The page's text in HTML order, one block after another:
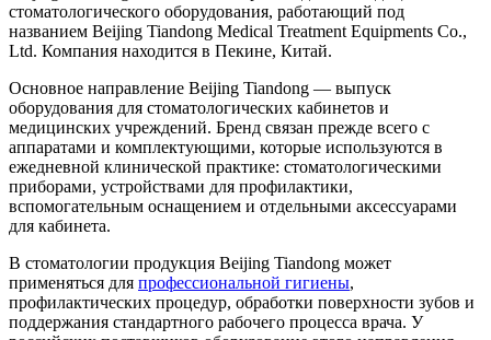
стоматологического оборудования, работающий под
названием Beijing Tiandong Medical Treatment Equipments Co.,
Ltd. Компания находится в Пекине, Китай.
Основное направление Beijing Tiandong — выпуск
оборудования для стоматологических кабинетов и
медицинских учреждений. Бренд связан прежде всего с
аппаратами и комплектующими, которые используются в
ежедневной клинической практике: стоматологическими
приборами, устройствами для профилактики,
вспомогательным оснащением и отдельными аксессуарами
для кабинета.
В стоматологии продукция Beijing Tiandong может
применяться для профессиональной гигиены,
профилактических процедур, обработки поверхности зубов и
поддержания стандартного рабочего процесса врача. У